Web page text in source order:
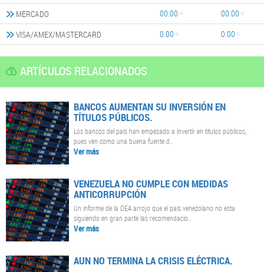
MERCADO
00.00
00.00
VISA/AMEX/MASTERCARD
0.00 0.00
ARTÍCULOS RELACIONADOS
BANCOS AUMENTAN SU INVERSIÓN EN
TÍTULOS PÚBLICOS.
Los bancos del país han empezado a invertir en títulos públicos,
pues ven como una buena fuente d..
Ver más
VENEZUELA NO CUMPLE CON MEDIDAS
ANTICORRUPCIÓN
Un informe de la OEA arrojo que el país venezolano no esta
siguiendo en gran parte las recomendacio..
Ver más
AUN NO TERMINA LA CRISIS ELÉCTRICA.